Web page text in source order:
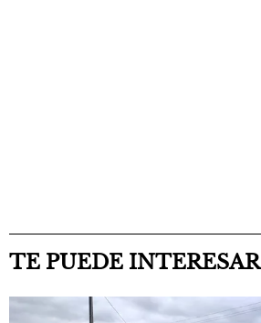
TE PUEDE INTERESAR